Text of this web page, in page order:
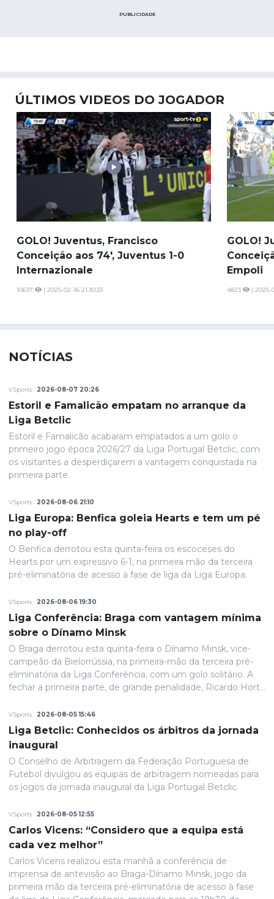
PUBLICIDADE
ÚLTIMOS VIDEOS DO JOGADOR
GOLO! Juventus, Francisco
Conceição aos 74', Juventus 1-0
Internazionale
10637 | 2025-02-16 21:30:33
GOLO!
Empoli
4823 | 2025-
NOTÍCIAS
VSports 2026-08-07 20:26
Estoril e Famalicão empatam no arranque da
Liga Betclic
Estoril e Famalicão acabaram empatados a um golo o
primeiro jogo época 2026/27 da Liga Portugal Betclic, com
os visitantes a desperdiçarem a vantagem conquistada na
primeira parte.
VSports 2026-08-06 21:10
Liga Europa: Benfica goleia Hearts e tem um pé
no play-off
O Benfica derrotou esta quinta-feira os escoceses do
Hearts por um expressivo 6-1, na primeira mão da terceira
pré-eliminatória de acesso à fase de liga da Liga Europa.
VSports 2026-08-06 19:30
Liga Conferência: Braga com vantagem mínima
sobre o Dínamo Minsk
O Braga derrotou esta quinta-feira o Dínamo Minsk, vice-
campeão da Bielorrússia, na primeira-mão da terceira pré-
eliminatória da Liga Conferência, com um golo solitário. A
fechar a primeira parte, de grande penalidade, Ricardo Horta
e até final o resultado permaneceria inalterado.
VSports 2026-08-05 15:46
Liga Betclic: Conhecidos os árbitros da jornada
inaugural
O Conselho de Arbitragem da Federação Portuguesa de
Futebol divulgou as equipas de arbitragem nomeadas para
os jogos da jornada inaugural da Liga Portugal Betclic.
VSports 2026-08-05 12:55
Carlos Vicens: “Considero que a equipa está
cada vez melhor”
Carlos Vicens realizou esta manhã a conferência de
imprensa de antevisão ao Braga-Dínamo Minsk, jogo da
primeira mão da terceira pré-eliminatória de acesso à fase